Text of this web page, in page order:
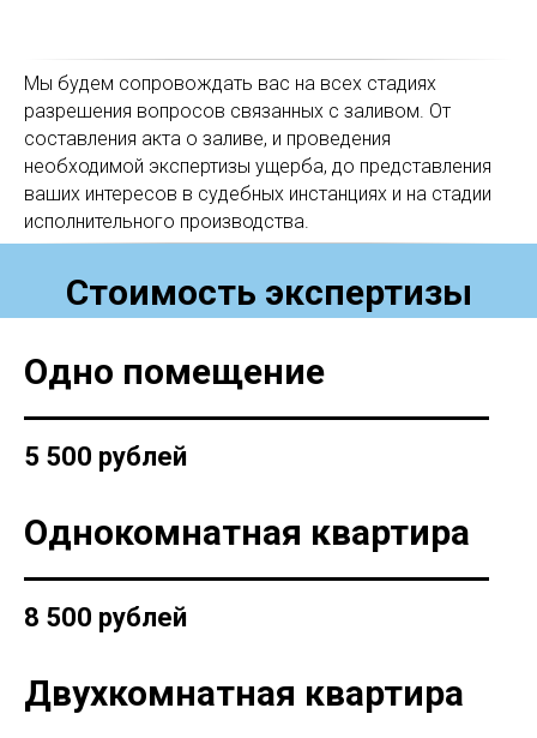
Мы будем сопровождать вас на всех стадиях
разрешения вопросов связанных с заливом. От
составления акта о заливе, и проведения
необходимой экспертизы ущерба, до представления
ваших интересов в судебных инстанциях и на стадии
исполнительного производства.
Стоимость экспертизы
Одно помещение
5 500 рублей
Однокомнатная квартира
8 500 рублей
Двухкомнатная квартира